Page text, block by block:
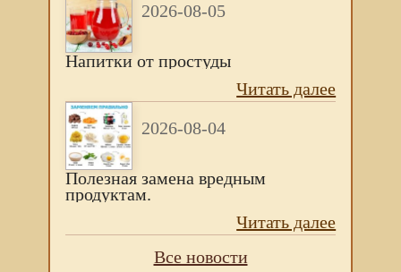
2026-08-05
Напитки от простуды
Читать далее
2026-08-04
Полезная замена вредным
продуктам.
Читать далее
Все новости